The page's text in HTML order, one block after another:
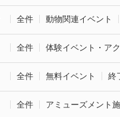
全件 動物関連イベント
全件 体験イベント・ア
全件 無料イベント 終
全件 アミューズメント